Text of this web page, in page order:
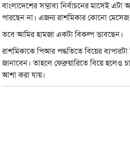
বাংলাদেশের সম্ভাব্য নির্বাচনের মাসেই
পারছেন না। এজন্য রাশমিকার কোনো
তবে আমির হামজা একটা বিকল্প ভাবছেন।
রাশমিকাকে পি‌আর পদ্ধতিতে বিয়ের
জানাবেন। তাহলে ফেব্রুয়ারিতে বিয়ে
আশা করা যায়।